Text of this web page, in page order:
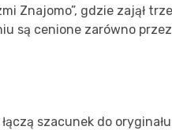
Znajomo”, gdzie zajął
są cenione zarówno
szacunek do